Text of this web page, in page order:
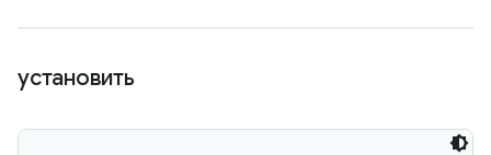
установить